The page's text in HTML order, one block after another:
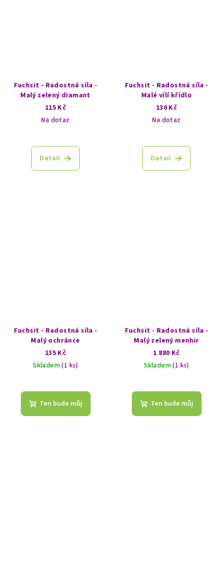
Fuchsit - Radostná síla -
Malý zelený diamant
115 Kč
Na dotaz
Detail
Fuchsit - Radostná síla -
Malé vílí křídlo
130 Kč
Na dotaz
Detail
Fuchsit - Radostná síla -
Malý ochránce
135 Kč
Skladem(1 ks)
Ten bude můj
Fuchsit - Radostná síla -
Malý zelený menhir
1 880 Kč
Skladem(1 ks)
Ten bude můj